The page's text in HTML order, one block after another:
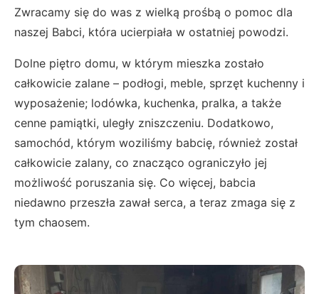
Zwracamy się do was z wielką prośbą o pomoc dla
naszej Babci, która ucierpiała w ostatniej powodzi.
Dolne piętro domu, w którym mieszka zostało
całkowicie zalane – podłogi, meble, sprzęt kuchenny i
wyposażenie; lodówka, kuchenka, pralka, a także
cenne pamiątki, uległy zniszczeniu. Dodatkowo,
samochód, którym woziliśmy babcię, również został
całkowicie zalany, co znacząco ograniczyło jej
możliwość poruszania się. Co więcej, babcia
niedawno przeszła zawał serca, a teraz zmaga się z
tym chaosem.